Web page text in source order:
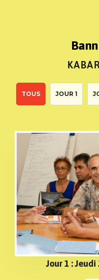
TOUS JOUR 1
Jour 1 :